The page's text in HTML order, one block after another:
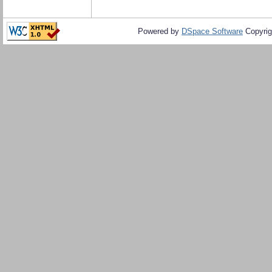
Powered by DSpace Software